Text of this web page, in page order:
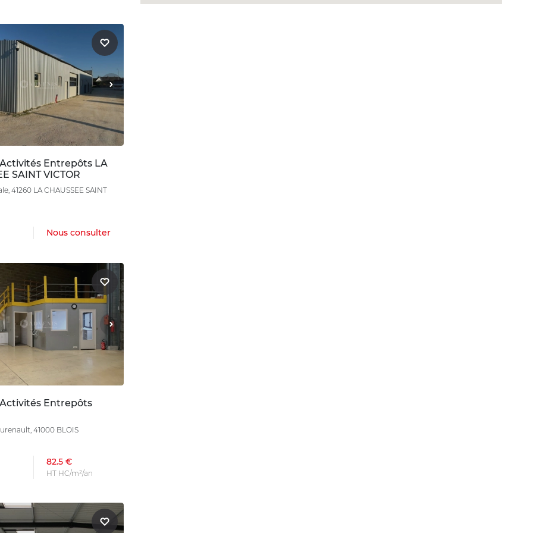
Entrepôts LA
SAINT VICTOR
41260 LA CHAUSSEE SAINT
Nous consulter
Entrepôts
41000 BLOIS
82.5 €
HT HC/m²/an